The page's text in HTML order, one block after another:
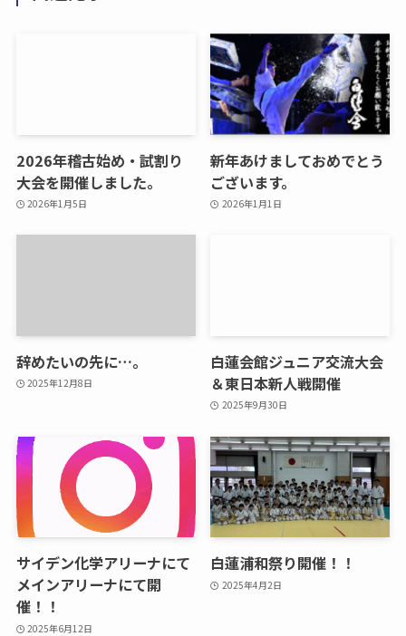
2026年稽古始め・試割り
大会を開催しました。
2026年1月5日
新年あけましておめでとう
ございます。
2026年1月1日
辞めたいの先に…。
2025年12月8日
白蓮会館ジュニア交流大会
＆東日本新人戦開催
2025年9月30日
サイデン化学アリーナにて
メインアリーナにて開
催！！
2025年6月12日
白蓮浦和祭り開催！！
2025年4月2日